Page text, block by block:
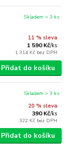
11 % sleva
1 590 Kč/ks
1 314 Kč bez DPH
Skladem > 3 ks
Přidat do košíku
20 % sleva
390 Kč/ks
322 Kč bez DPH
Skladem > 3 ks
Přidat do košíku